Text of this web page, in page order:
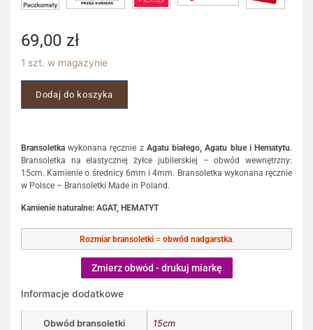
69,00 zł
1 szt. w magazynie
Dodaj do koszyka
Bransoletkawykonana ręcznie z Agatu białego, Agatu blue i Hematytu.
Bransoletka na elastycznej żyłce jubilerskiej – obwód wewnętrzny:
15cm. Kamienie o średnicy 6mm i 4mm. Bransoletka wykonana ręcznie
w Polsce – Bransoletki Made in Poland.
Kamienie naturalne: AGAT, HEMATYT
Rozmiar bransoletki= obwód nadgarstka.
Zmierz obwód - drukuj miarkę
Informacje dodatkowe
Obwód bransoletki
15cm